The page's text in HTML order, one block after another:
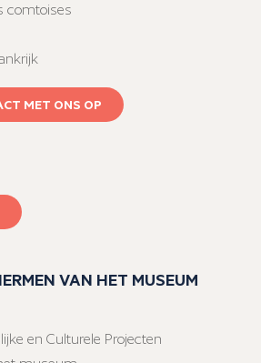
comtoises
MET ONS OP
VAN HET MUSEUM
en Culturele Projecten